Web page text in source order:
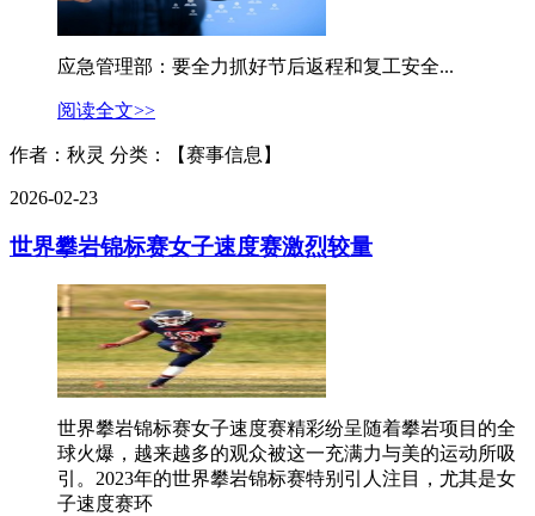
应急管理部：要全力抓好节后返程和复工安全...
阅读全文>>
作者：秋灵 分类：【赛事信息】
2026-02-23
世界攀岩锦标赛女子速度赛激烈较量
世界攀岩锦标赛女子速度赛精彩纷呈随着攀岩项目的全
球火爆，越来越多的观众被这一充满力与美的运动所吸
引。2023年的世界攀岩锦标赛特别引人注目，尤其是女
子速度赛环